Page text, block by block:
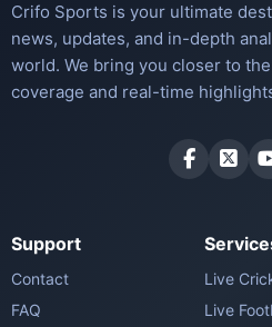
Crifo Sports is your ultimate
news, updates, and in-depth
world. We bring you closer to
coverage and real-time
Support
Contact
FAQ
Live
Live